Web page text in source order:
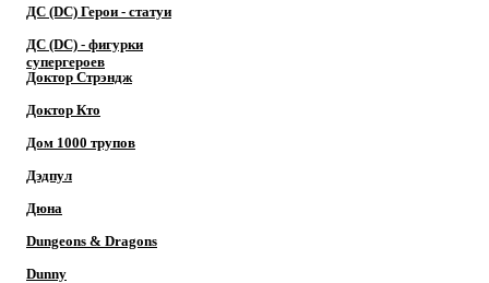
ДС (DC) Герои - cтатуи
ДС (DC) - фигурки
супергероев
Доктор Cтрэндж
Доктор Кто
Дом 1000 трупов
Дэдпул
Дюна
Dungeons & Dragons
Dunny